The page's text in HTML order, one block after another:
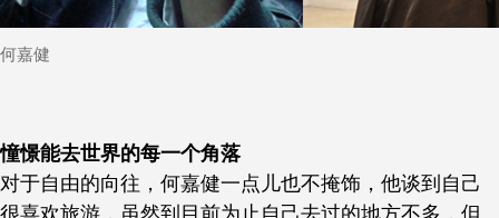
何嘉健
憧憬能去世界的每一个角落
对于自由的向往，何嘉健一点儿也不掩饰，他谈到自己